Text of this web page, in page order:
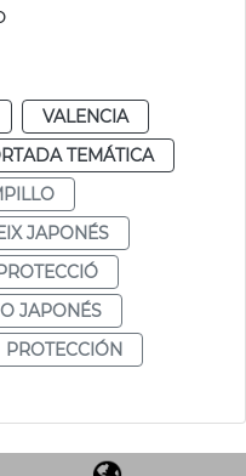
VALENCIA
TEMÁTICA
JAPONÉS
JAPONÉS
PROTECCIÓN